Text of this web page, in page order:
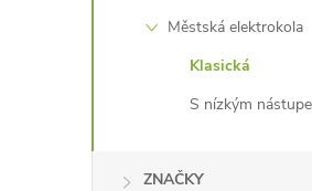
Městská elektrokola
Klasická
S nízkým
ZNAČKY